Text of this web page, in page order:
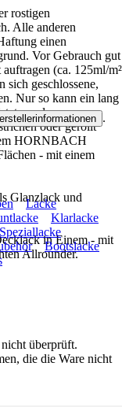
rostigen
Alle anderen
einen
Vor Gebrauch gut
(ca. 125ml/m²
sich geschlossene,
Nur so kann ein lang
werden.
oder gerollt
HORNBACH
- mit einem
Glanzlack und
in Einem - mit
Allrounder.
.
Lacke
Klarlacke
Speziallacke
Bootslacke
überprüft.
die die Ware nicht